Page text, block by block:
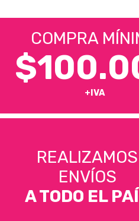
COMPRA
+IVA
REALIZAMOS
ENVÍOS
A TODO EL